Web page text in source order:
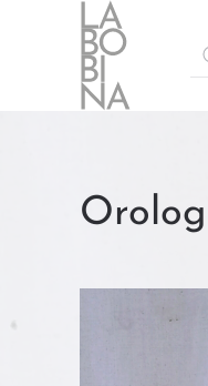
Skip to main content